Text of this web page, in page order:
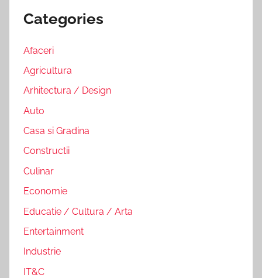
Categories
Afaceri
Agricultura
Arhitectura / Design
Auto
Casa si Gradina
Constructii
Culinar
Economie
Educatie / Cultura / Arta
Entertainment
Industrie
IT&C